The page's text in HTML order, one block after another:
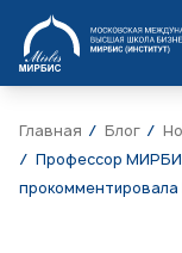
МИРБИС
Главная Блог
Профессор